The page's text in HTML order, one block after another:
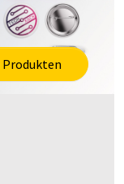
Produkten